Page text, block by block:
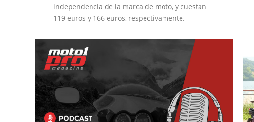
independencia de la marca de moto, y cuestan
119 euros y 166 euros, respectivamente.